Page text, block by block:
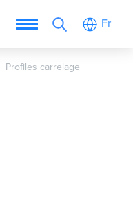
Fr
Profiles carrelage